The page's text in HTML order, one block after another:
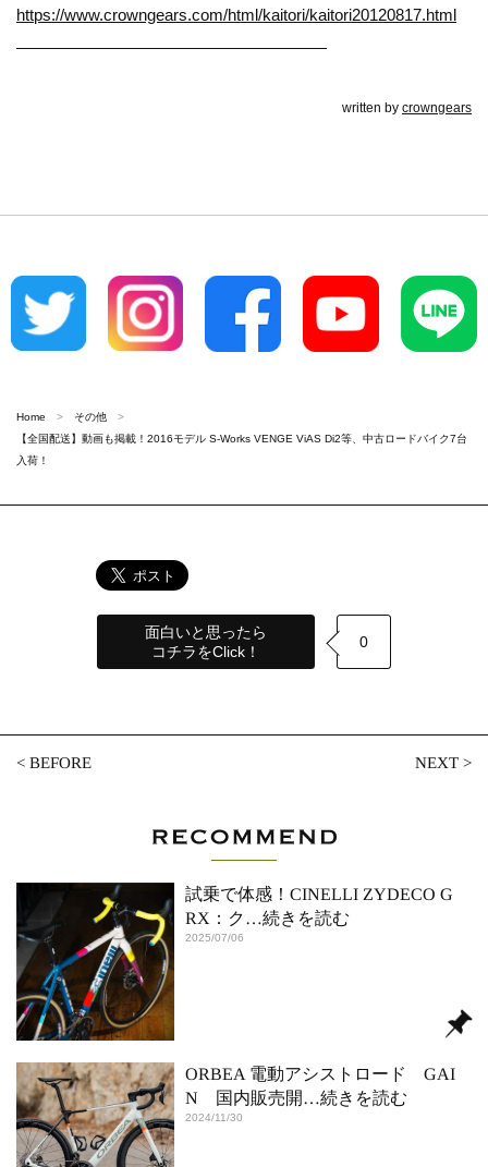
https://www.crowngears.com/html/kaitori/kaitori20120817.html
———————————————————
written by crowngears
Home
その他
【全国配送】動画も掲載！2016モデル S-Works VENGE ViAS Di2等、中古ロードバイク7台
入荷！
面白いと思ったら
コチラをClick！
0
<BEFORE NEXT>
試乗で体感！CINELLI ZYDECO G
RX：ク …続きを読む
2025/07/06
ORBEA 電動アシストロード GAI
N 国内販売開 …続きを読む
2024/11/30